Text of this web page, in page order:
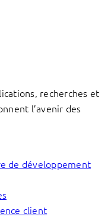
recherches et
l’avenir des
de développement
client